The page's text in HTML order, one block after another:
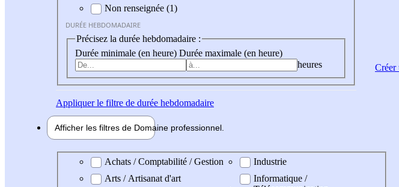
Non renseignée (1)
DURÉE HEBDOMADAIRE
Précisez la durée hebdomadaire :
Durée minimale (en heure) Durée maximale (en heure)
heures
Appliquerle filtre de durée hebdomadaire
Afficher les filtres de Domaine professionnel
Domaine professionel
Achats / Comptabilité / Gestion
Arts / Artisanat d'art
Industrie
Informatique /
Créer